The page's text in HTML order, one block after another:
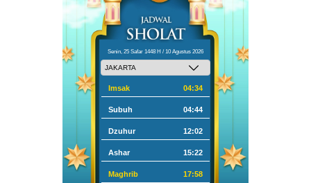
Senin, 25 Safar 1448 H / 10 Agustus 2026
Imsak 04:34
Subuh 04:44
Dzuhur 12:02
Ashar 15:22
Maghrib 17:58